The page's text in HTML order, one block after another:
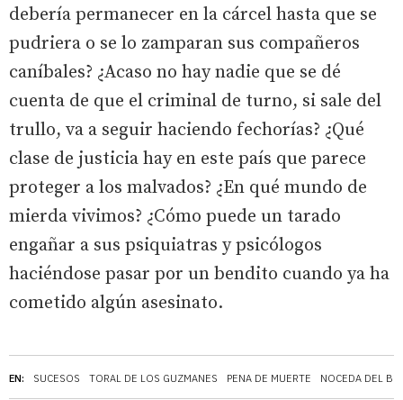
EN: SUCESOS TORAL DE LOS GUZMANES PENA DE MUERTE NOCEDA DEL
debería permanecer en la cárcel hasta que se
pudriera o se lo zamparan sus compañeros
caníbales? ¿Acaso no hay nadie que se dé
cuenta de que el criminal de turno, si sale del
trullo, va a seguir haciendo fechorías? ¿Qué
clase de justicia hay en este país que parece
proteger a los malvados? ¿En qué mundo de
mierda vivimos? ¿Cómo puede un tarado
engañar a sus psiquiatras y psicólogos
haciéndose pasar por un bendito cuando ya ha
cometido algún asesinato.